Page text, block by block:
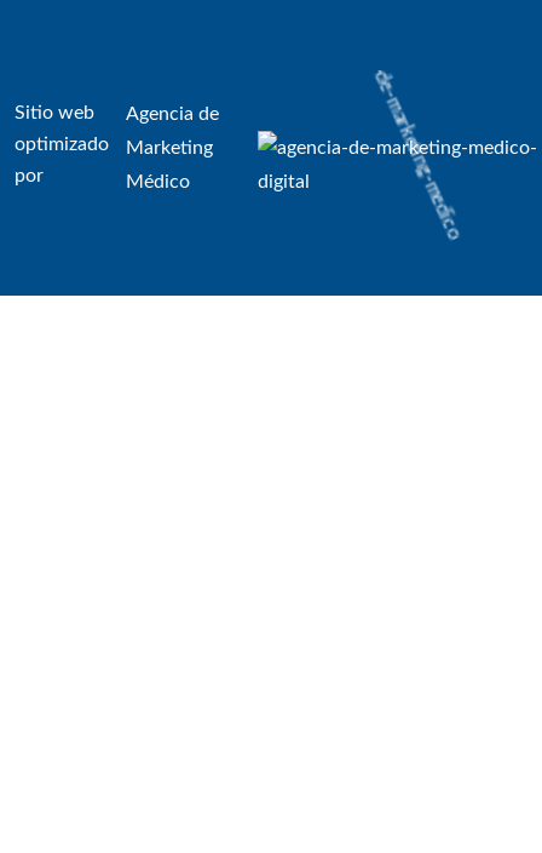
Sitio web
optimizado
por
Agencia de
Marketing
Médico